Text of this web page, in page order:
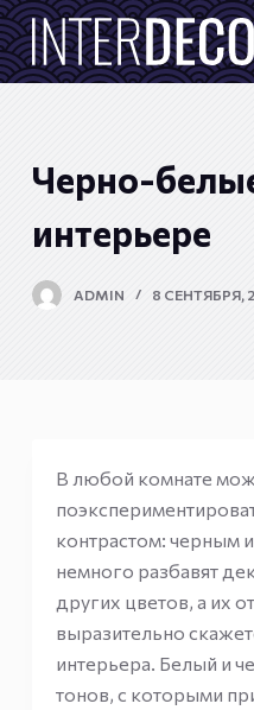
П
е
р
у
Черно-
интерьере
ADMIN 8 СЕНТЯБРЯ,
В любой комнате
контрастом: черным
немного разбавят
других цветов, а их
выразительно
интерьера. Белый и
тонов, с которыми